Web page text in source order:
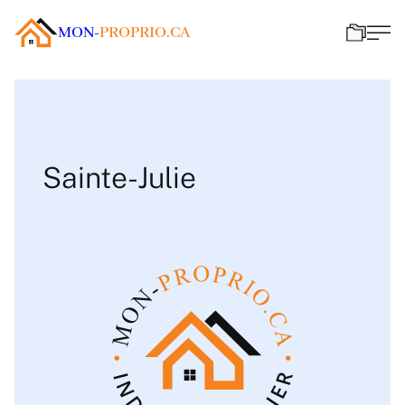
MON-PROPRIO.CA
Sainte-Julie